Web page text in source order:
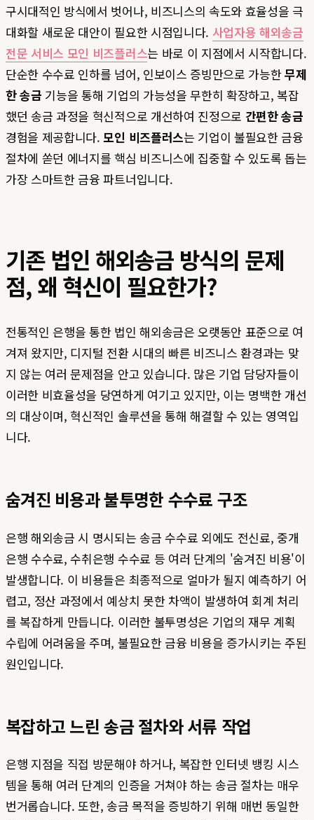
구시대적인 방식에서 벗어나, 비즈니스의 속도와 효율성을 극
대화할 새로운 대안이 필요한 시점입니다. 사업자용 해외송금
전문 서비스 모인 비즈플러스는 바로 이 지점에서 시작합니다.
단순한 수수료 인하를 넘어, 인보이스 증빙만으로 가능한무제
한 송금 기능을 통해 기업의 가능성을 무한히 확장하고, 복잡
했던 송금 과정을 혁신적으로 개선하여 진정으로 간편한 송금
경험을 제공합니다.모인 비즈플러스는 기업이 불필요한 금융
절차에 쏟던 에너지를 핵심 비즈니스에 집중할 수 있도록 돕는
가장 스마트한 금융 파트너입니다.
기존 법인 해외송금 방식의 문제
점, 왜 혁신이 필요한가?
전통적인 은행을 통한 법인 해외송금은 오랫동안 표준으로 여
겨져 왔지만, 디지털 전환 시대의 빠른 비즈니스 환경과는 맞
지 않는 여러 문제점을 안고 있습니다. 많은 기업 담당자들이
이러한 비효율성을 당연하게 여기고 있지만, 이는 명백한 개선
의 대상이며, 혁신적인 솔루션을 통해 해결할 수 있는 영역입
니다.
숨겨진 비용과 불투명한 수수료 구조
은행 해외송금 시 명시되는 송금 수수료 외에도 전신료, 중개
은행 수수료, 수취은행 수수료 등 여러 단계의 '숨겨진 비용'이
발생합니다. 이 비용들은 최종적으로 얼마가 될지 예측하기 어
렵고, 정산 과정에서 예상치 못한 차액이 발생하여 회계 처리
를 복잡하게 만듭니다. 이러한 불투명성은 기업의 재무 계획
수립에 어려움을 주며, 불필요한 금융 비용을 증가시키는 주된
원인입니다.
복잡하고 느린 송금 절차와 서류 작업
은행 지점을 직접 방문해야 하거나, 복잡한 인터넷 뱅킹 시스
템을 통해 여러 단계의 인증을 거쳐야 하는 송금 절차는 매우
번거롭습니다. 또한, 송금 목적을 증빙하기 위해 매번 동일한